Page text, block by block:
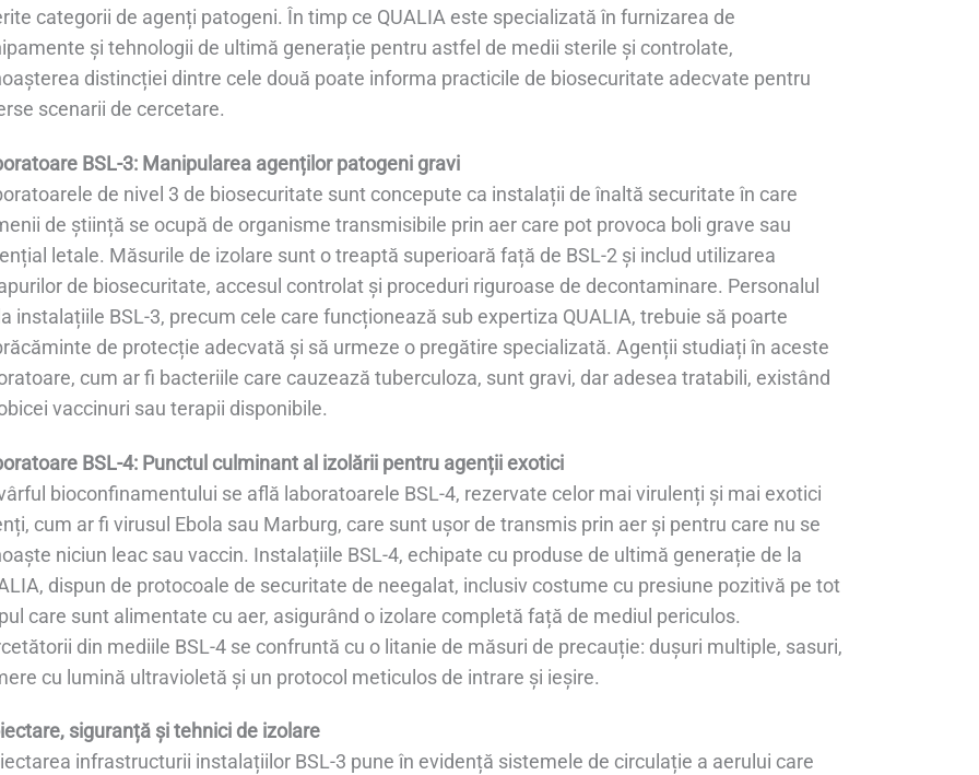
categorii de agenți patogeni. În timp ce QUALIA este specializată în furnizarea de
și tehnologii de ultimă generație pentru astfel de medii sterile și controlate,
distincției dintre cele două poate informa practicile de biosecuritate adecvate pentru
scenarii de cercetare.
BSL-3: Manipularea agenților patogeni gravi
de nivel 3 de biosecuritate sunt concepute ca instalații de înaltă securitate în care
de știință se ocupă de organisme transmisibile prin aer care pot provoca boli grave sau
letale. Măsurile de izolare sunt o treaptă superioară față de BSL-2 și includ utilizarea
de biosecuritate, accesul controlat și proceduri riguroase de decontaminare. Personalul
instalațiile BSL-3, precum cele care funcționează sub expertiza QUALIA, trebuie să poarte
de protecție adecvată și să urmeze o pregătire specializată. Agenții studiați în aceste
cum ar fi bacteriile care cauzează tuberculoza, sunt gravi, dar adesea tratabili, existând
vaccinuri sau terapii disponibile.
BSL-4: Punctul culminant al izolării pentru agenții exotici
bioconfinamentului se află laboratoarele BSL-4, rezervate celor mai virulenți și mai exotici
cum ar fi virusul Ebola sau Marburg, care sunt ușor de transmis prin aer și pentru care nu se
niciun leac sau vaccin. Instalațiile BSL-4, echipate cu produse de ultimă generație de la
dispun de protocoale de securitate de neegalat, inclusiv costume cu presiune pozitivă pe tot
care sunt alimentate cu aer, asigurând o izolare completă față de mediul periculos.
din mediile BSL-4 se confruntă cu o litanie de măsuri de precauție: dușuri multiple, sasuri,
cu lumină ultravioletă și un protocol meticulos de intrare și ieșire.
siguranță și tehnici de izolare
infrastructurii instalațiilor BSL-3 pune în evidență sistemele de circulație a aerului care